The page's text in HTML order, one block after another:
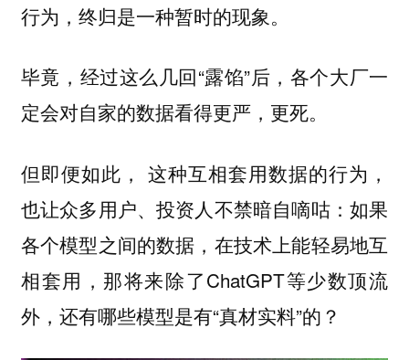
行为，终归是一种暂时的现象。
毕竟，经过这么几回“露馅”后，各个大厂一
定会对自家的数据看得更严，更死。
但即便如此， 这种互相套用数据的行为，
也让众多用户、投资人不禁暗自嘀咕：如果
各个模型之间的数据，在技术上能轻易地互
相套用，那将来除了ChatGPT等少数顶流
外，还有哪些模型是有“真材实料”的？